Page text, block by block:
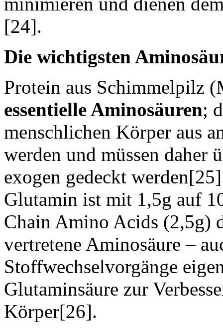
[24].
Die wichtigsten
Protein aus Schimmelpilz
essentielle Aminosäuren;
menschlichen Körper aus
werden und müssen daher
exogen gedeckt
Glutamin ist mit 1,5g auf
Chain Amino Acids (2,5g)
vertretene Aminosäure –
Stoffwechselvorgänge
Glutaminsäure zur
Körper[26].